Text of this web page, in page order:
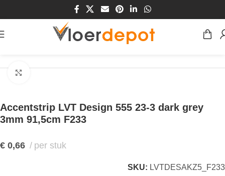
Accentstrip LVT Design 555 23-3 dark grey
3mm 91,5cm F233
€ 0,66 per stuk
SKU: LVTDESAKZ5_F233